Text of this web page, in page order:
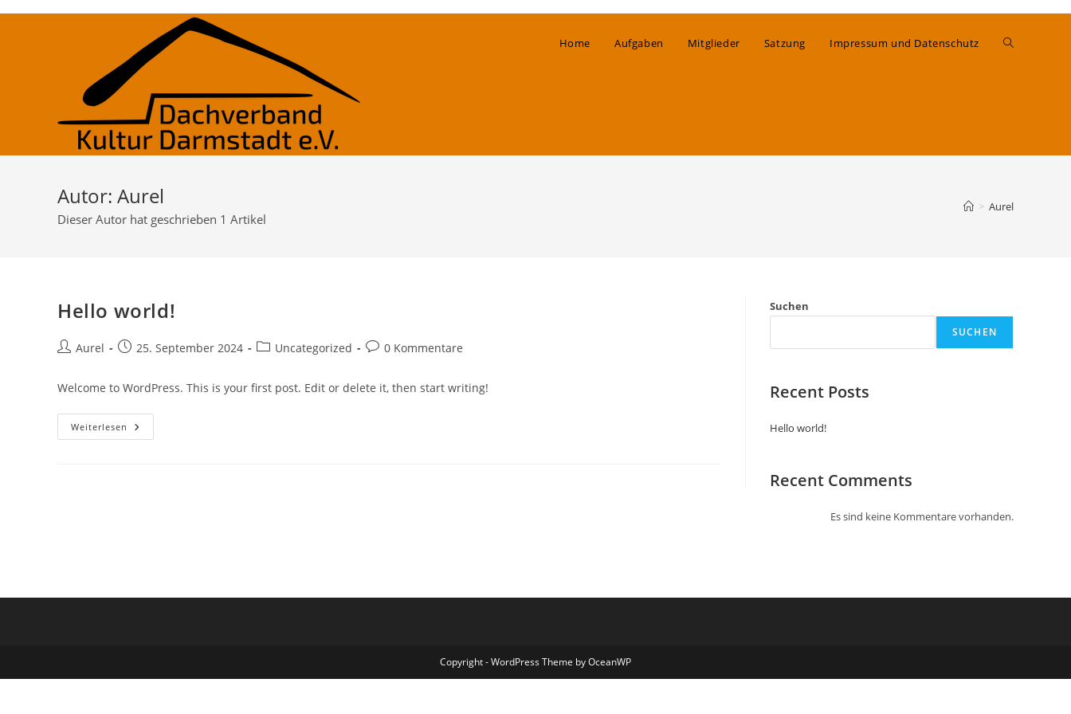
Home Aufgaben Mitglieder Satzung Impressum und Datenschutz Website-
umschalten
Autor: Aurel
Dieser Autor hat geschrieben 1 Artikel
> Aurel
Hello world!
Beitrags-
Aurel
Beitrag25. September 2024
Beitrags-
Uncategorized
Beitrags-
0 Kommentare
Welcome to WordPress. This is your first post. Edit or delete it, then start writing!
Weiterlesen Hello
World!
Suchen
SUCHEN
Recent Posts
Hello world!
Recent Comments
Es sind keine Kommentare vorhanden.
Copyright - WordPress Theme by OceanWP